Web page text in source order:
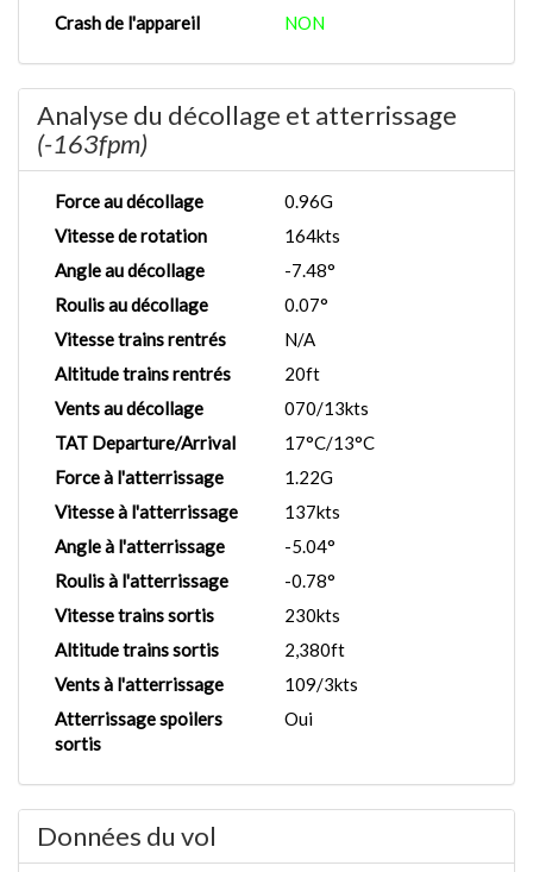
Crash de l'appareil NON
Analyse du décollage et atterrissage
(-163fpm)
Force au décollage
0.96G
Vitesse de rotation
164kts
Angle au décollage
-7.48°
Roulis au décollage
0.07°
Vitesse trains rentrés
N/A
Altitude trains rentrés
20ft
Vents au décollage
070/13kts
TAT Departure/Arrival
17°C/13°C
Force à l'atterrissage
1.22G
Vitesse à l'atterrissage
137kts
Angle à l'atterrissage
-5.04°
Roulis à l'atterrissage
-0.78°
Vitesse trains sortis
230kts
Altitude trains sortis
2,380ft
Vents à l'atterrissage
109/3kts
Atterrissage spoilers
sortis
Oui
Données du vol